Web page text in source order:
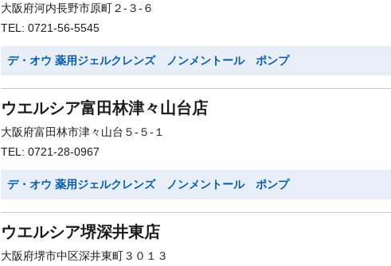
大阪府河内長野市原町２-３-６
TEL: 0721-56-5545
デ・オウ 薬用ジェルクレンズ ノンメントール ポンプ
ウエルシア富田林津々山台店
大阪府富田林市津々山台５-５-１
TEL: 0721-28-0967
デ・オウ 薬用ジェルクレンズ ノンメントール ポンプ
ウエルシア堺深井東店
大阪府堺市中区深井東町３０１３